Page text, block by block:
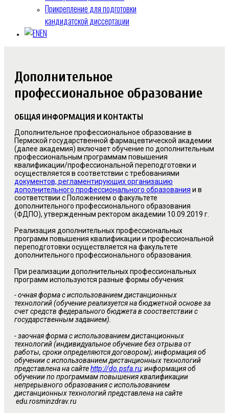
Прикрепление для подготовки
кандидатской диссертации
EN
Дополнительное
профессиональное образование
ОБЩАЯ ИНФОРМАЦИЯ И КОНТАКТЫ
Дополнительное профессиональное образование в
Пермской государственной фармацевтической академии
(далее академия) включает обучение по дополнительным
профессиональным программам повышения
квалификации/профессиональной переподготовки и
осуществляется в соответствии с требованиями
документов, регламентирующих организацию
дополнительного профессионального образования и в
соответствии с Положением о факультете
дополнительного профессионального образования
(ФДПО), утвержденным ректором академии 10.09.2019 г.
Реализация дополнительных профессиональных
программ повышения квалификации и профессиональной
переподготовки осуществляется на факультете
дополнительного профессионального образования.
При реализации дополнительных профессиональных
программ используются разные формы обучения:
- очная форма с использованием дистанционных
технологий (обучение реализуется на бюджетной основе за
счет средств федерального бюджета в соостветствии с
государственным заданием).
- заочная форма с использованием дистанционных
технологий (индивидуальное обучение без отрыва от
работы, сроки определяются договором); информация об
обучении с использованием дистанционных технологий
представлена на сайтеhttp://do.psfa.ru; информация об
обучении по программам повышения квалификации
непрерывного образования с использованием
дистанционных технологий представлена на сайте
edu.rosminzdrav.ru